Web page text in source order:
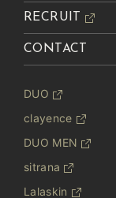
RECRUIT
CONTACT
DUO
clayence
DUO MEN
sitrana
Lalaskin